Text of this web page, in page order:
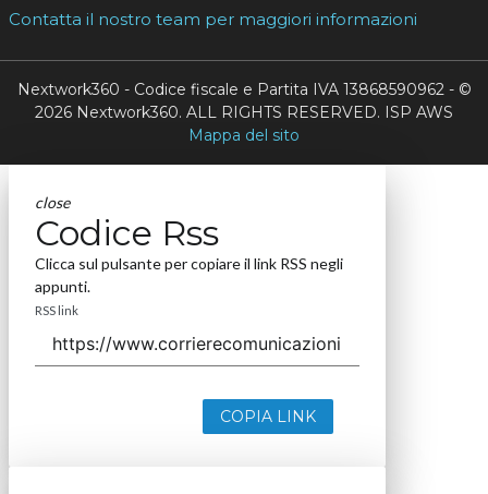
Contatta il nostro team per maggiori informazioni
Nextwork360 - Codice fiscale e Partita IVA 13868590962 - ©
2026 Nextwork360. ALL RIGHTS RESERVED. ISP AWS
Mappa del sito
close
Codice Rss
Clicca sul pulsante per copiare il link RSS negli
appunti.
RSS link
COPIA LINK